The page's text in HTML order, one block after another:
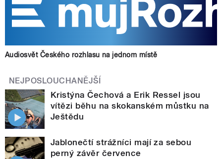
Audiosvět Českého rozhlasu na jednom místě
NEJPOSLOUCHANĚJŠÍ
Kristýna Čechová a Erik Ressel jsou
vítězi běhu na skokanském můstku na
Ještědu
Jablonečtí strážníci mají za sebou
perný závěr července